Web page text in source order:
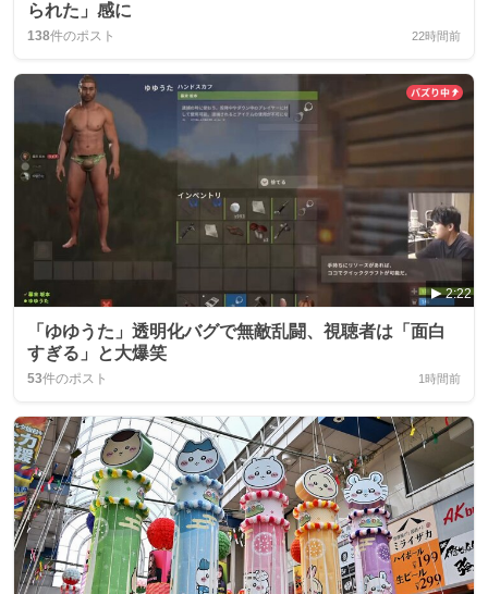
られた」感に
138件のポスト 22時間前
2:22
「ゆゆうた」透明化バグで無敵乱闘、視聴者は「面白
すぎる」と大爆笑
53件のポスト 1時間前